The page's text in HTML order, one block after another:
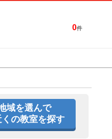
0件
域を選んで
くの教室を探す